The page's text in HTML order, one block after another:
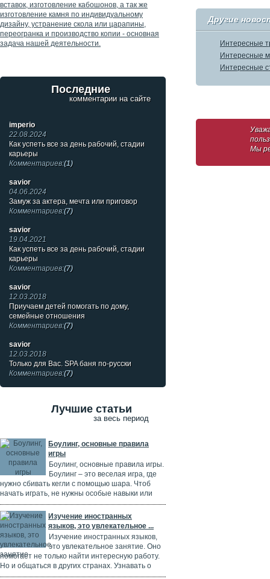
Другие
Интересные
Интересные
Интересные
Мы
вставок, изготовление кабошонов, а так же
изготовление камня по индивидуальному
дизайну, устранение скола или царапины,
переогранка и производство копии - основная
задача нашей деятельности.
Последние
комментарии на сайте
imperio
22.08.2024
Как успеть все за день рабочий, стадии
карьеры
Комментариев:(1)
savior
04.06.2024
Замуж за актера, мечта или приговор
Комментариев:(7)
savior
19.04.2021
Как успеть все за день рабочий, стадии
карьеры
Комментариев:(7)
savior
12.03.2018
Приучаем детей помогать по дому,
семейные отношения
Комментариев:(7)
savior
12.03.2018
Только для Вас. SPA баня по-русски
Комментариев:(7)
Лучшие статьи
за весь период
Боулинг, основные правила
игры
Боулинг, основные правила игры.
Боулинг – это веселая игра, где
нужно сбивать кегли с помощью шара. Чтоб
начать играть, не нужны особые навыки или
Изучение иностранных
языков, это увлекательное ...
Изучение иностранных языков,
это увлекательное занятие. Оно
помогает не только найти интересную работу.
Но и общаться в других странах. Узнавать о